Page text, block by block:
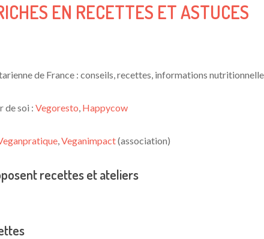
EN RECETTES ET ASTUCES
de France : conseils, recettes, informations
de soi :Vegoresto, Happycow
,Veganimpact(association)
recettes et ateliers